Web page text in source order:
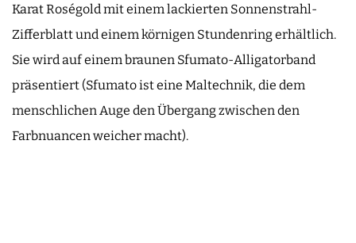
Karat Roségold mit einem lackierten Sonnenstrahl-
Zifferblatt und einem körnigen Stundenring erhältlich.
Sie wird auf einem braunen Sfumato-Alligatorband
präsentiert (Sfumato ist eine Maltechnik, die dem
menschlichen Auge den Übergang zwischen den
Farbnuancen weicher macht).